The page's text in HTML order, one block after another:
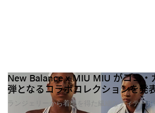
New Balance x MIU MIU がココ・
弾となるコラボコレクションを発
ランジェリーから着想を得た繊細なディテール